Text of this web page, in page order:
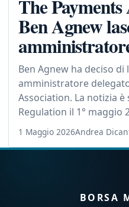
The
Ben Agnew
Ben Agnew ha deciso di
amministratore
Association. La notizia
Regulation il 1° maggio
1 Maggio 2026Andrea
BORSA